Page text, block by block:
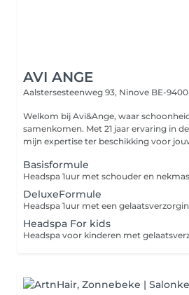
AVI ANGE
Aalstersesteenweg 93, Ninove BE-9400
Welkom bij Avi&Ange, waar
samenkomen. Met 21 jaar ervaring in de beautywereld stel ik
mijn expertise ter beschikking voor
Basisformule
Headspa 1uur met schouder en
DeluxeFormule
Headspa 1uur met een
Headspa For kids
Headspa voor kinderen met